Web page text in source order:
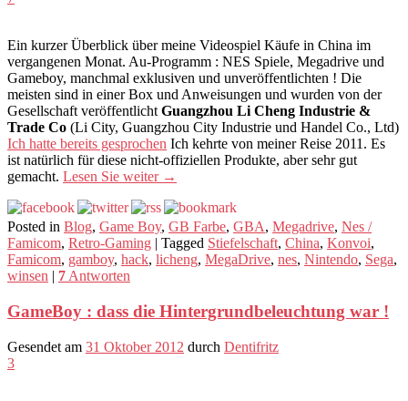
Ein kurzer Überblick über meine Videospiel Käufe in China im
vergangenen Monat. Au-Programm : NES Spiele, Megadrive und
Gameboy, manchmal exklusiven und unveröffentlichten ! Die
meisten sind in einer Box und Anweisungen und wurden von der
Gesellschaft veröffentlicht Guangzhou Li Cheng Industrie &
Trade Co (Li City, Guangzhou City Industrie und Handel Co., Ltd)
Ich hatte bereits gesprochen Ich kehrte von meiner Reise 2011. Es
ist natürlich für diese nicht-offiziellen Produkte, aber sehr gut
gemacht. Lesen Sie weiter →
Posted in Blog, Game Boy, GB Farbe, GBA, Megadrive, Nes /
Famicom, Retro-Gaming | Tagged Stiefelschaft, China, Konvoi,
Famicom, gamboy, hack, licheng, MegaDrive, nes, Nintendo, Sega,
winsen | 7 Antworten
GameBoy : dass die Hintergrundbeleuchtung war !
Gesendet am 31 Oktober 2012 durch Dentifritz
3